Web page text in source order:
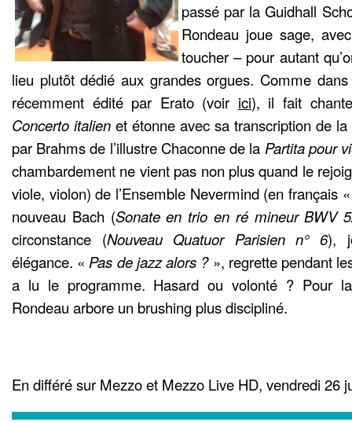
passé par la Guidhall
Rondeau joue sage,
toucher – pour autant
lieu plutôt dédié aux grandes orgues. Comme
récemment édité par Erato (voir ici), il fait
Concerto italien et étonne avec sa transcription de
par Brahms de l’illustre Chaconne de la Partita pour
chambardement ne vient pas non plus quand le
viole, violon) de l’Ensemble Nevermind (en français
nouveau Bach (Sonate en trio en ré mineur BWV
circonstance (Nouveau Quatuor Parisien n° 6),
élégance. «Pas de jazz alors ? », regrette pendant
a lu le programme. Hasard ou volonté ? Pour
Rondeau arbore un brushing plus discipliné.
En différé sur Mezzo et Mezzo Live HD, vendredi 26